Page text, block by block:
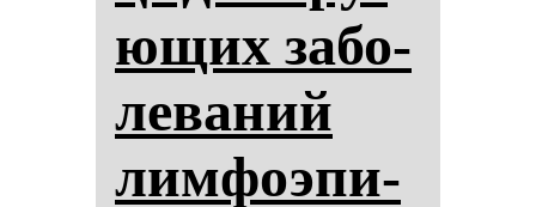
ющих за­бо­
ле­ва­ний
лим­фо­эпи­